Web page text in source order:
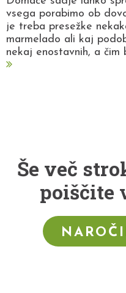
vsega porabimo ob
je treba presežke
marmelado ali kaj
nekaj enostavnih, a čim
Še več
poiščite